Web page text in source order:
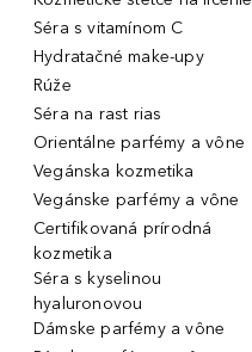
Séra s vitamínom C
Hydratačné make-upy
Rúže
Séra na rast rias
Orientálne parfémy a vône
Vegánska kozmetika
Vegánske parfémy a vône
Certifikovaná prírodná
kozmetika
Séra s kyselinou
hyaluronovou
Dámske parfémy a vône